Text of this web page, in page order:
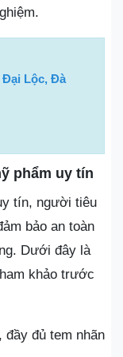
Đại Lộc, Đà
phẩm uy tín
tín, người tiêu
bảo an toàn
Dưới đây là
khảo trước
đầy đủ tem nhãn